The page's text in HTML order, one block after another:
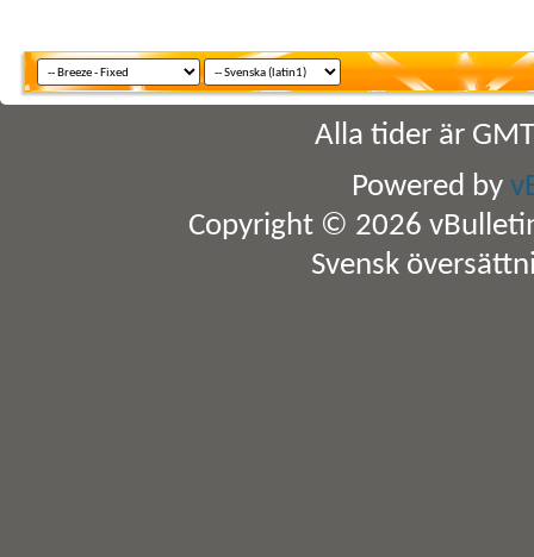
Alla tider är
Powered by
Copyright © 2026
Svensk